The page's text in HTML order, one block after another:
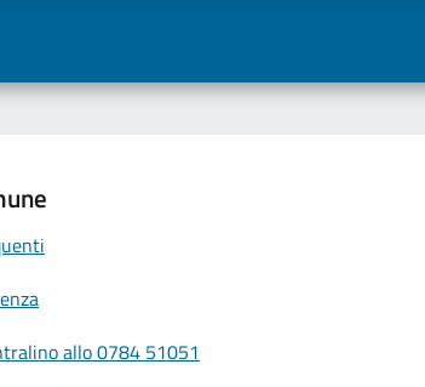
allo 0784 51051